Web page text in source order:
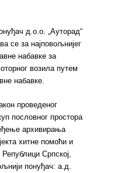
д.о.о. „Ауторад“
се за најповољнијег
набавке за
возила путем
набавке.
проведеног
пословног простора
архивирања
хитне помоћи и
Српској,
понуђач: а.д.